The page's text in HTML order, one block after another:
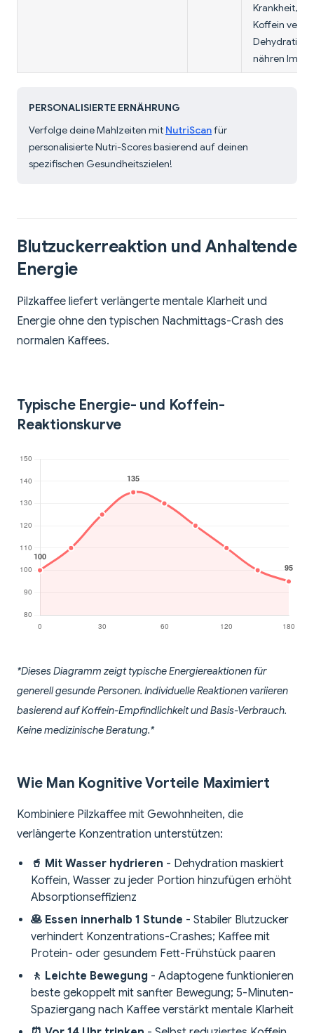
Krankheit,
Koffein
Dehydration,
nähren
PERSONALISIERTE ERNÄHRUNG
Verfolge deine Mahlzeiten mit NutriScanfür
personalisierte Nutri-Scores basierend auf deinen
spezifischen Gesundheitszielen!
Blutzuckerreaktion und Anhaltende
Energie
Pilzkaffee liefert verlängerte mentale Klarheit und
Energie ohne den typischen Nachmittags-Crash des
normalen Kaffees.
Typische Energie- und Koffein-
Reaktionskurve
*Dieses Diagramm zeigt typische Energiereaktionen für
generell gesunde Personen. Individuelle Reaktionen variieren
basierend auf Koffein-Empfindlichkeit und Basis-Verbrauch.
Keine medizinische Beratung.*
Wie Man Kognitive Vorteile Maximiert
Kombiniere Pilzkaffee mit Gewohnheiten, die
verlängerte Konzentration unterstützen:
🥤 Mit Wasser hydrieren - Dehydration maskiert
Koffein, Wasser zu jeder Portion hinzufügen erhöht
Absorptionseffizienz
🥞 Essen innerhalb 1 Stunde - Stabiler Blutzucker
verhindert Konzentrations-Crashes; Kaffee mit
Protein- oder gesundem Fett-Frühstück paaren
🚶 Leichte Bewegung - Adaptogene funktionieren
beste gekoppelt mit sanfter Bewegung; 5-Minuten-
Spaziergang nach Kaffee verstärkt mentale Klarheit